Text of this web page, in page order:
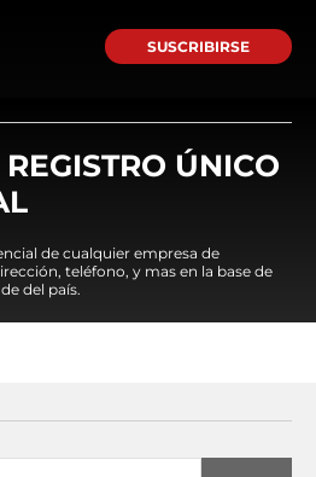
SUSCRIBIRSE
ÚNICO
de cualquier empresa de
teléfono, y mas en la base de
del país.